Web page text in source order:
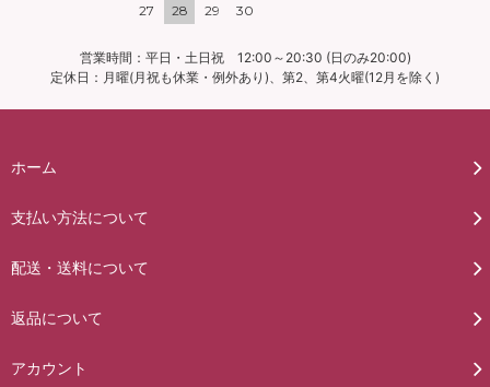
27
28 29 30
営業時間：平日・土日祝 12:00～20:30 (日のみ20:00)
定休日：月曜(月祝も休業・例外あり)、第2、第4火曜(12月を除く)
ホーム
支払い方法について
配送・送料について
返品について
アカウント